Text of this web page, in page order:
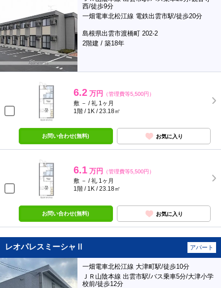
西/徒歩9分
一畑電車北松江線 電鉄出雲市駅/徒歩20分
島根県出雲市渡橋町 202-2
2階建 / 築18年
6.2 万円 （管理費等5,500円）
敷 － / 礼 1ヶ月
1階 / 1K / 23.18㎡
お問い合わせ(無料) お気に入り
6.1 万円 （管理費等5,500円）
敷 － / 礼 1ヶ月
1階 / 1K / 23.18㎡
お問い合わせ(無料) お気に入り
レオパレスミーシャⅡ アパート
一畑電車北松江線 大津町駅/徒歩10分
ＪＲ山陰本線 出雲市駅/バス乗車5分/大津小学
校前/徒歩12分